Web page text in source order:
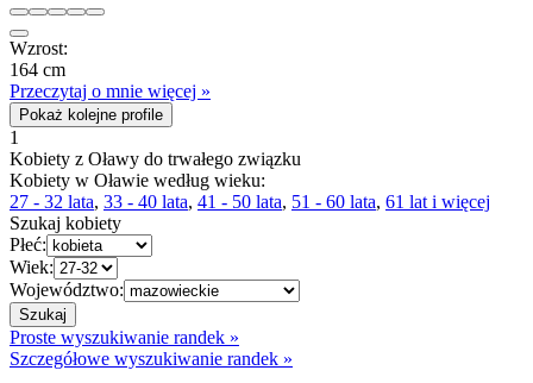
Wzrost:
164 cm
Przeczytaj o mnie więcej »
Pokaż kolejne profile
1
Kobiety z Oławy do trwałego związku
Kobiety w Oławie według wieku:
27 - 32 lata, 33 - 40 lata, 41 - 50 lata, 51 - 60 lata, 61 lat i więcej
Szukaj kobiety
Płeć:
Wiek:
Województwo:
Proste wyszukiwanie randek »
Szczegółowe wyszukiwanie randek »